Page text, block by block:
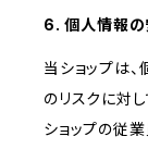
6. 個人情報の
当ショップは
のリスクに対
ショップの従